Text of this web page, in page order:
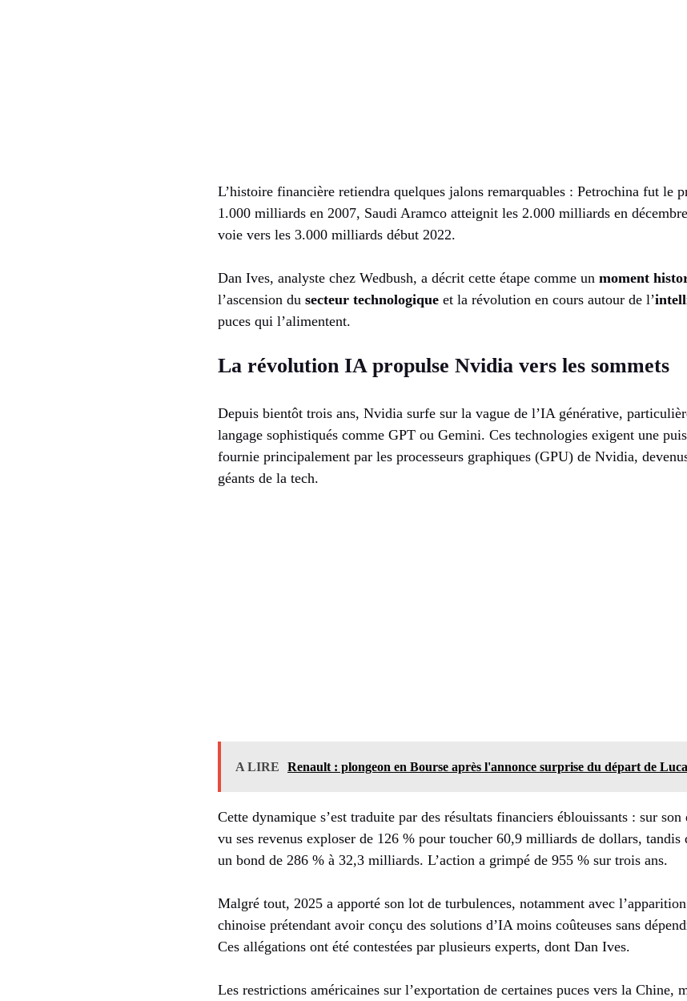
L’histoire financière retiendra quelques jalons remarquables : Petrochina fut le
1.000 milliards en 2007, Saudi Aramco atteignit les 2.000 milliards en
voie vers les 3.000 milliards début 2022.
Dan Ives, analyste chez Wedbush, a décrit cette étape comme un moment
l’ascension du secteur technologique et la révolution en cours autour de l’
puces qui l’alimentent.
La révolution IA propulse Nvidia vers les sommets
Depuis bientôt trois ans, Nvidia surfe sur la vague de l’IA générative,
langage sophistiqués comme GPT ou Gemini. Ces technologies exigent une
fournie principalement par les processeurs graphiques (GPU) de Nvidia,
géants de la tech.
A LIRE Renault : plongeon en Bourse après l'annonce surprise du départ de
Cette dynamique s’est traduite par des résultats financiers éblouissants : sur
vu ses revenus exploser de 126 % pour toucher 60,9 milliards de dollars, tandis
un bond de 286 % à 32,3 milliards. L’action a grimpé de 955 % sur trois ans.
Malgré tout, 2025 a apporté son lot de turbulences, notamment avec
chinoise prétendant avoir conçu des solutions d’IA moins coûteuses sans
Ces allégations ont été contestées par plusieurs experts, dont Dan Ives.
Les restrictions américaines sur l’exportation de certaines puces vers la Chine,